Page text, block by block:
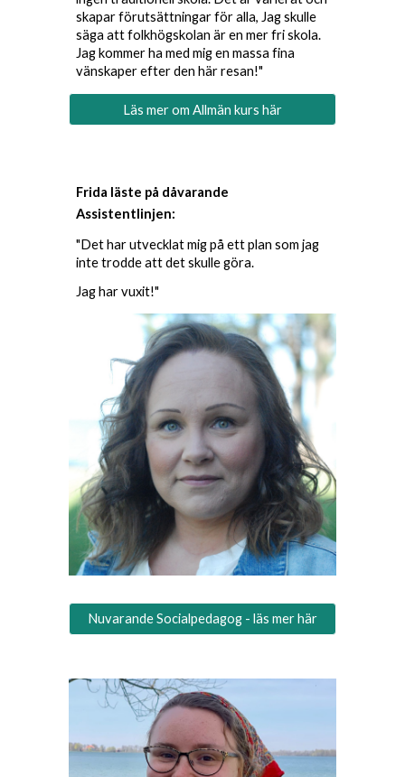
skapar förutsättningar för alla, Jag skulle
säga att folkhögskolan är en mer fri skola.
Jag kommer ha med mig en massa fina
vänskaper efter den här resan!"
Läs mer om Allmän kurs här
Frida läste på dåvarande
Assistentlinjen:
"Det har utvecklat mig på ett plan som jag
inte trodde att det skulle göra.
Jag har vuxit!"
Nuvarande Socialpedagog - läs mer här